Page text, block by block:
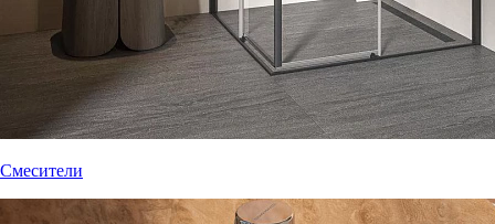
Смесители